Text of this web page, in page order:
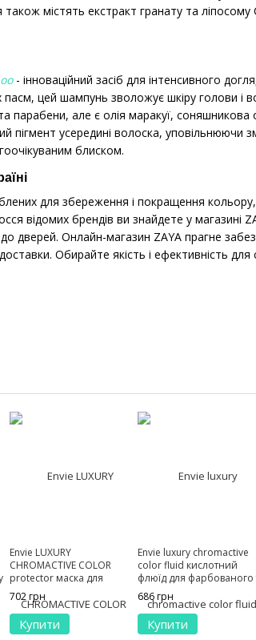
містять екстракт гранату та
- інноваційний засіб для інтенсивного
цей шампунь зволожує шкіру голови і
парабени, але є олія маракуї, соняшникова
усередині волоска, уповільнюючи
блиском.
для збереження і покращення
брендів ви знайдете у магазині
дверей. Онлайн-магазин ZAYA прагне
Обирайте якість і ефективність
Envie LUXURY
CHROMAСTIVE COLOR
protector маска для
збереження кольору з
екстрактом гранату 250 мл
702 грн
Купити
Envie luxury chromactive
color fluid кислотний
флюїд для фарбованого
пошкодженого волосся
250 мл
686 грн
Купити